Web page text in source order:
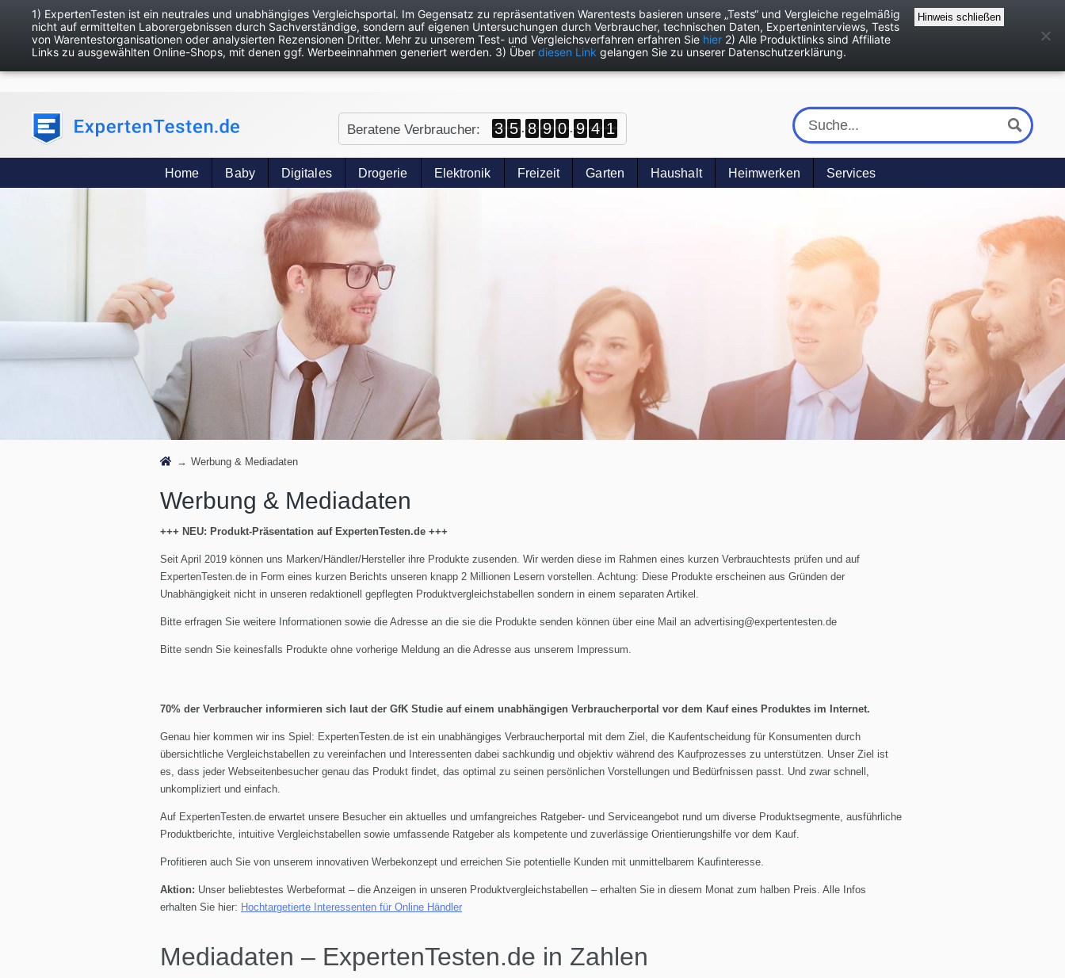
Beratene Verbraucher: 3 5. 8 9 0. 9 4 1
Home Baby Digitales Drogerie Elektronik Freizeit Garten Haushalt Heimwerken Services
1) ExpertenTesten ist ein neutrales und unabhängiges Vergleichsportal. Im Gegensatz zu repräsentativen Warentests basieren unsere „Tests“ und Vergleiche regelmäßig
nicht auf ermittelten Laborergebnissen durch Sachverständige, sondern auf eigenen Untersuchungen durch Verbraucher, technischen Daten, Experteninterviews, Tests
von Warentestorganisationen oder analysierten Rezensionen Dritter. Mehr zu unserem Test- und Vergleichsverfahren erfahren Sie hier 2) Alle Produktlinks sind Affiliate
Links zu ausgewählten Online-Shops, mit denen ggf. Werbeeinnahmen generiert werden. 3) Überdiesen Link gelangen Sie zu unserer Datenschutzerklärung.
Hinweis schließen
Werbung & Mediadaten
Werbung & Mediadaten
+++ NEU: Produkt-Präsentation auf ExpertenTesten.de +++
Seit April 2019 können uns Marken/Händler/Hersteller ihre Produkte zusenden. Wir werden diese im Rahmen eines kurzen Verbrauchtests prüfen und auf
ExpertenTesten.de in Form eines kurzen Berichts unseren knapp 2 Millionen Lesern vorstellen. Achtung: Diese Produkte erscheinen aus Gründen der
Unabhängigkeit nicht in unseren redaktionell gepflegten Produktvergleichstabellen sondern in einem separaten Artikel.
Bitte erfragen Sie weitere Informationen sowie die Adresse an die sie die Produkte senden können über eine Mail an advertising@expertentesten.de
Bitte sendn Sie keinesfalls Produkte ohne vorherige Meldung an die Adresse aus unserem Impressum.
70% der Verbraucher informieren sich laut der GfK Studie auf einem unabhängigen Verbraucherportal vor dem Kauf eines Produktes im Internet.
Genau hier kommen wir ins Spiel: ExpertenTesten.de ist ein unabhängiges Verbraucherportal mit dem Ziel, die Kaufentscheidung für Konsumenten durch
übersichtliche Vergleichstabellen zu vereinfachen und Interessenten dabei sachkundig und objektiv während des Kaufprozesses zu unterstützen. Unser Ziel ist
es, dass jeder Webseitenbesucher genau das Produkt findet, das optimal zu seinen persönlichen Vorstellungen und Bedürfnissen passt. Und zwar schnell,
unkompliziert und einfach.
Auf ExpertenTesten.de erwartet unsere Besucher ein aktuelles und umfangreiches Ratgeber- und Serviceangebot rund um diverse Produktsegmente, ausführliche
Produktberichte, intuitive Vergleichstabellen sowie umfassende Ratgeber als kompetente und zuverlässige Orientierungshilfe vor dem Kauf.
Profitieren auch Sie von unserem innovativen Werbekonzept und erreichen Sie potentielle Kunden mit unmittelbarem Kaufinteresse.
Aktion: Unser beliebtestes Werbeformat – die Anzeigen in unseren Produktvergleichstabellen – erhalten Sie in diesem Monat zum halben Preis. Alle Infos
erhalten Sie hier: Hochtargetierte Interessenten für Online Händler
Mediadaten – ExpertenTesten.de in Zahlen